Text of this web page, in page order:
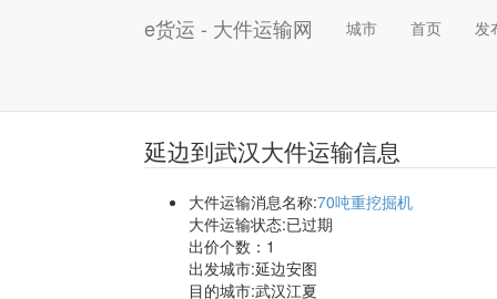
e货运 - 大件运输网 城市 首页 发
延边到武汉大件运输信息
大件运输消息名称:70吨重挖掘机
大件运输状态:已过期
出价个数： 1
出发城市:延边安图
目的城市:武汉江夏